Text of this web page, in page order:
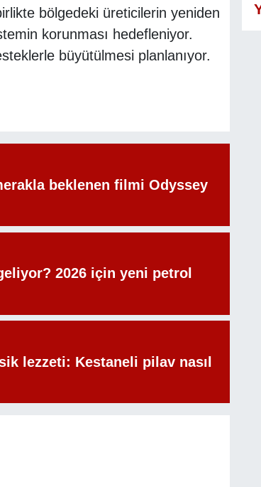
bölgedeki üreticilerin yeniden
korunması hedefleniyor.
büyütülmesi planlanıyor.
beklenen filmi Odyssey
2026 için yeni petrol
lezzeti: Kestaneli pilav nasıl